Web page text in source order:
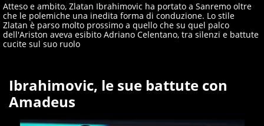
Atteso e ambito, Zlatan Ibrahimovic ha portato a Sanremo oltre
che le polemiche una inedita forma di conduzione. Lo stile
Zlatan è parso molto prossimo a quello che su quel palco
dell'Ariston aveva esibito Adriano Celentano, tra silenzi e battute
cucite sul suo ruolo
Ibrahimovic, le sue battute con
Amadeus